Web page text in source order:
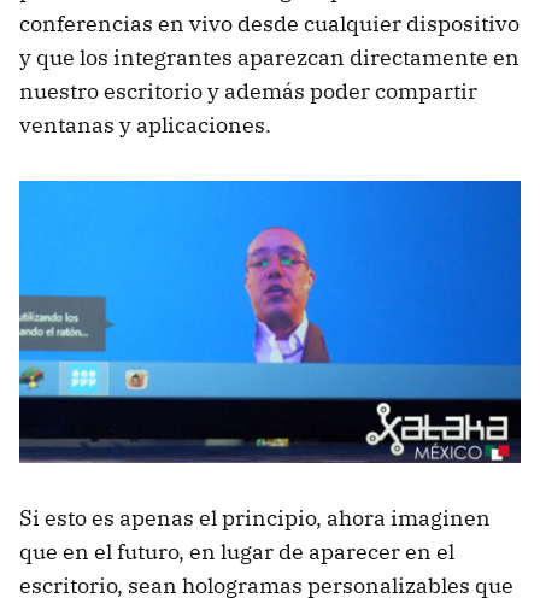
conferencias en vivo desde cualquier dispositivo
y que los integrantes aparezcan directamente en
nuestro escritorio y además poder compartir
ventanas y aplicaciones.
Si esto es apenas el principio, ahora imaginen
que en el futuro, en lugar de aparecer en el
escritorio, sean hologramas personalizables que